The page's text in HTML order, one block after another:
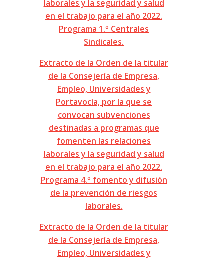
laborales y la seguridad y salud
en el trabajo para el año 2022.
Programa 1.º Centrales
Sindicales.
Extracto de la Orden de la titular
de la Consejería de Empresa,
Empleo, Universidades y
Portavocía, por la que se
convocan subvenciones
destinadas a programas que
fomenten las relaciones
laborales y la seguridad y salud
en el trabajo para el año 2022.
Programa 4.º fomento y difusión
de la prevención de riesgos
laborales.
Extracto de la Orden de la titular
de la Consejería de Empresa,
Empleo, Universidades y